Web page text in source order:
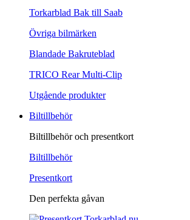
Torkarblad Bak till Saab
Övriga bilmärken
Blandade Bakruteblad
TRICO Rear Multi-Clip
Utgående produkter
Biltillbehör
Biltillbehör och presentkort
Biltillbehör
Presentkort
Den perfekta gåvan